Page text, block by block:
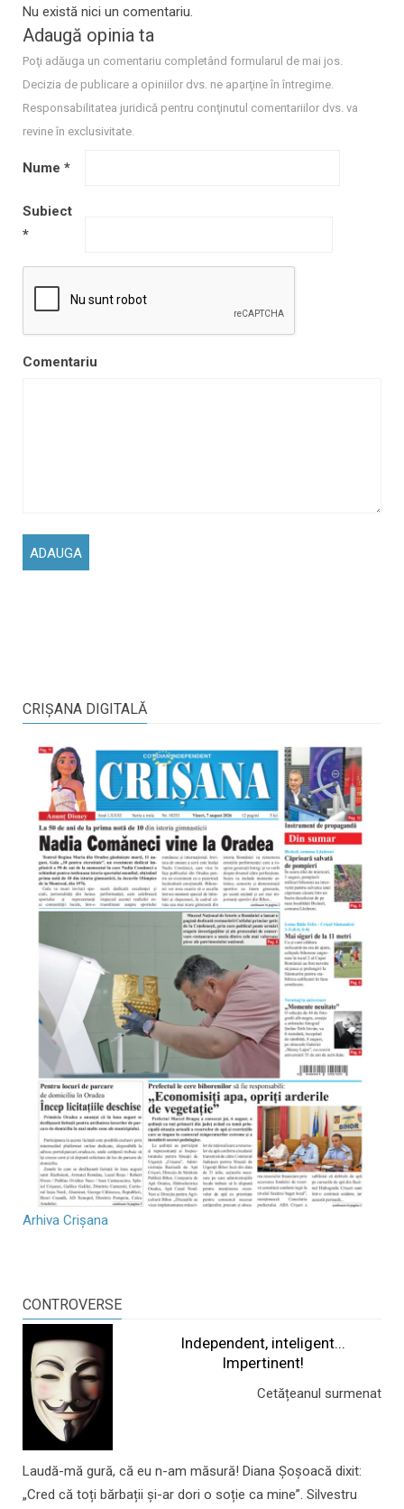
Nu există nici un comentariu.
Adaugă opinia ta
Poţi adăuga un comentariu completând formularul de mai jos.
Decizia de publicare a opiniilor dvs. ne aparţine în întregime.
Responsabilitatea juridică pentru conţinutul comentariilor dvs. va
revine în exclusivitate.
Nume *
Subiect
*
Comentariu
CRIŞANA DIGITALĂ
Arhiva Crișana
CONTROVERSE
Independent, inteligent...
Impertinent!
Cetățeanul surmenat
Laudă-mă gură, că eu n-am măsură! Diana Șoșoacă dixit:
„Cred că toți bărbații și-ar dori o soție ca mine”. Silvestru